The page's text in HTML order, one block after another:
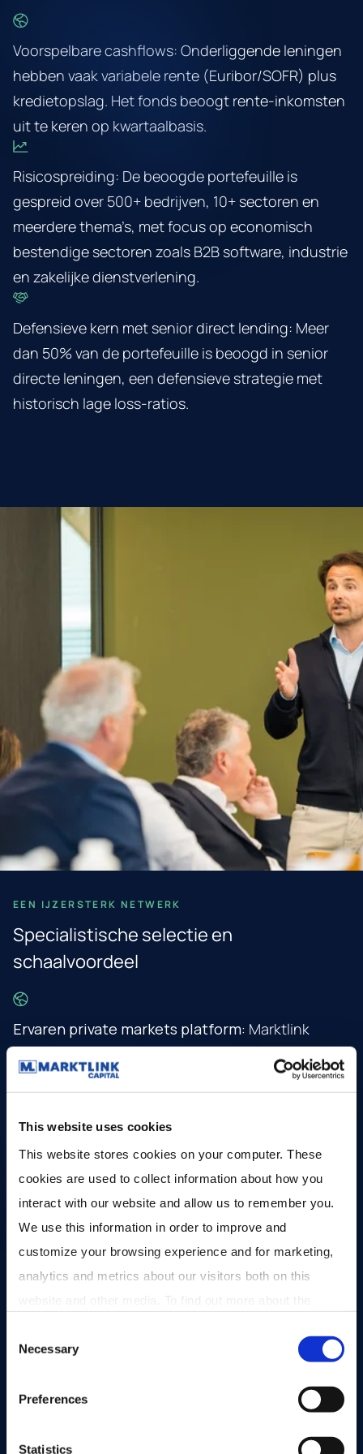
This website uses cookies
This website stores cookies on your computer. These
cookies are used to collect information about how you
interact with our website and allow us to remember you.
We use this information in order to improve and
customize your browsing experience and for marketing,
analytics and metrics about our visitors both on this
Selection
Necessary
Preferences
Statistics
Voorspelbare cashflows: Onderliggende leningen
hebben vaak variabele rente (Euribor/SOFR) plus
kredietopslag. Het fonds beoogt rente-inkomsten
uit te keren op kwartaalbasis.
Risicospreiding: De beoogde portefeuille is
gespreid over 500+ bedrijven, 10+ sectoren en
meerdere thema’s, met focus op economisch
bestendige sectoren zoals B2B software, industrie
en zakelijke dienstverlening.
Defensieve kern met senior direct lending: Meer
dan 50% van de portefeuille is beoogd in senior
directe leningen, een defensieve strategie met
historisch lage loss-ratios.
EEN IJZERSTERK NETWERK
Specialistische selectie en
schaalvoordeel
Ervaren private markets platform: Marktlink
Capital beheert meerdere fondsen en bedient een
brede investeerdersbasis met een team van 60+
Schaal door pooling:Door vermogen te bundelen
ontstaat schaal om een breed en gediversifieerd
private-creditportfolio op te bouwen.
Spreiding over regio’s:Fondsen zijn actief in
Noord-Amerika en West-Europa, waarbij beoogd
fondsen van Marktlink Capital vormen een
boeiend netwerk. We geloven in ondernemen in